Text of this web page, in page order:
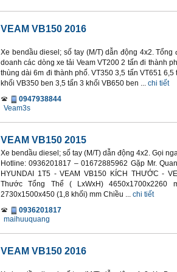
VEAM VB150 2016
Xe bendầu diesel; số tay (M/T) dẫn động 4x2.
doanh các dòng xe tải Veam VT200 2 tấn đi thành
thùng dài 6m đi thành phố. VT350 3,5 tấn VT651
khối VB350 ben 3,5 tấn 3 khối VB650 ben ... chi tiết
0947938844
Veam3s
VEAM VB150 2015
Xe bendầu diesel; số tay (M/T) dẫn động 4x2. Gọi
Hotline: 0936201817 – 01672885962 Gặp Mr.
HYUNDAI 1T5 - VEAM VB150 KÍCH THƯỚC -
Thước Tổng Thể ( LxWxH) 4650x1700x2260
2730x1500x450 (1,8 khối) mm Chiều ... chi tiết
0936201817
maihuuquang
VEAM VB150 2016